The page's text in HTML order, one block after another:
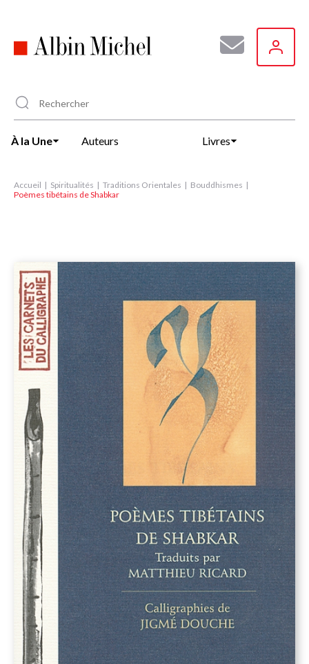
principal
À la Une Auteurs Livres
Accueil Spiritualités Traditions Orientales
Bouddhismes
Poèmes tibétains de Shabkar